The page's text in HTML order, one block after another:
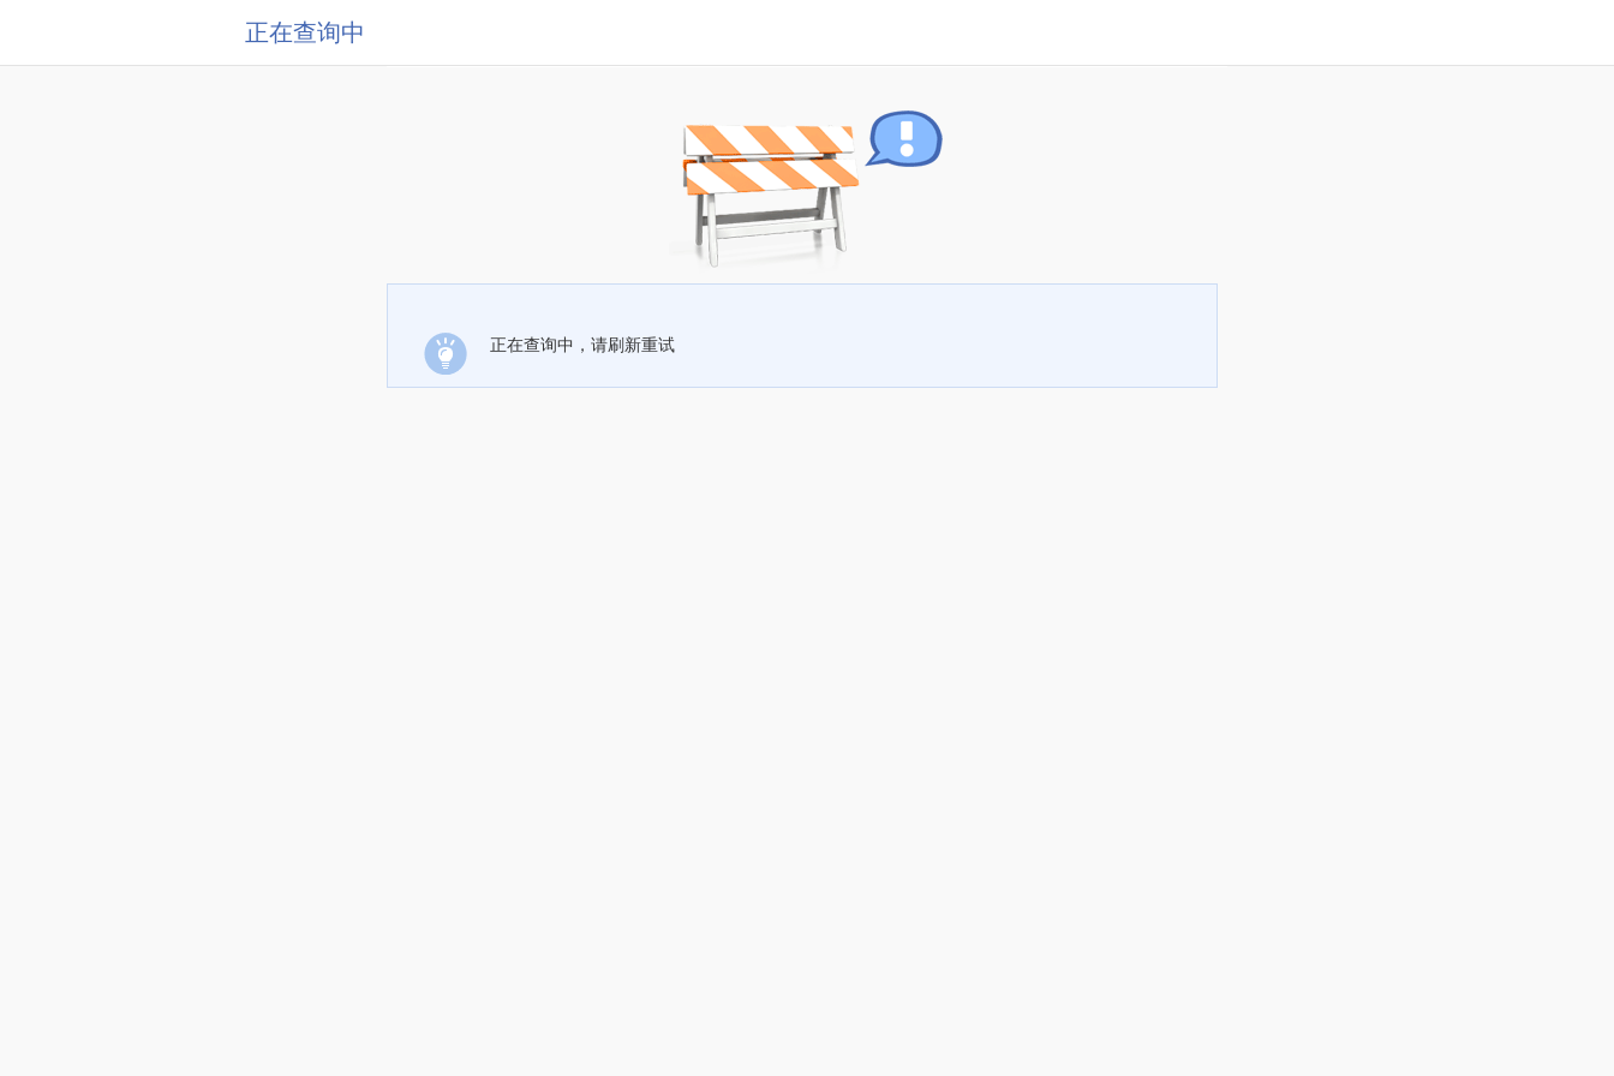
正在查询中
正在查询中，请刷新重试